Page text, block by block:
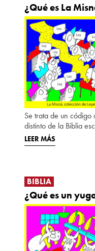
¿Qué es La
Se trata de un
distinto de la Biblia
LEER MÁS
BIBLIA
¿Qué es un